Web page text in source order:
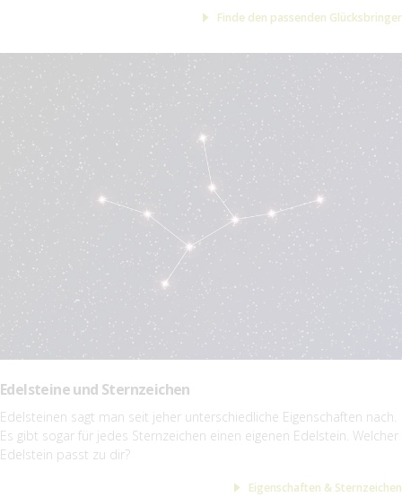
Finde den passenden Glücksbringer
Edelsteine und Sternzeichen
Edelsteinen sagt man seit jeher unterschiedliche Eigenschaften nach.
Es gibt sogar für jedes Sternzeichen einen eigenen Edelstein. Welcher
Edelstein passt zu dir?
Eigenschaften & Sternzeichen